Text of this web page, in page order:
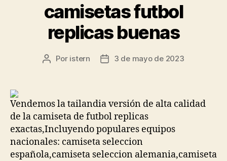
camisetas futbol
replicas buenas
Autor
Por istern
Fecha3 de mayo de 2023
Vendemos la tailandia versión de alta calidad
de la camiseta de futbol replicas
exactas,Incluyendo populares equipos
nacionales: camiseta seleccion
española,camiseta seleccion alemania,camiseta